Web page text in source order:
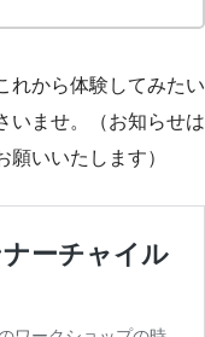
れから体験してみたい
いませ。（お知らせは
いいたします）